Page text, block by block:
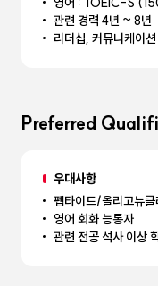
관련 경력 4년 ~ 8년
리더십, 커뮤니케이
Preferred
우대사항
펩타이드/올리고뉴
영어 회화 능통자
관련 전공 석사 이상